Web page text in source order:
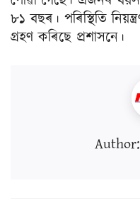
৮১ বছৰ। পৰিস্থিতি
গ্ৰহণ কৰিছে প্ৰশাসনে।
Author: